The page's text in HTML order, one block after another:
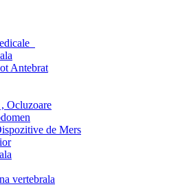
Antebrat
Ocluzoare
de Mers
vertebrala